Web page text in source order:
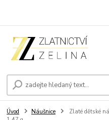
Úvod Náušnice
Zlaté dětské